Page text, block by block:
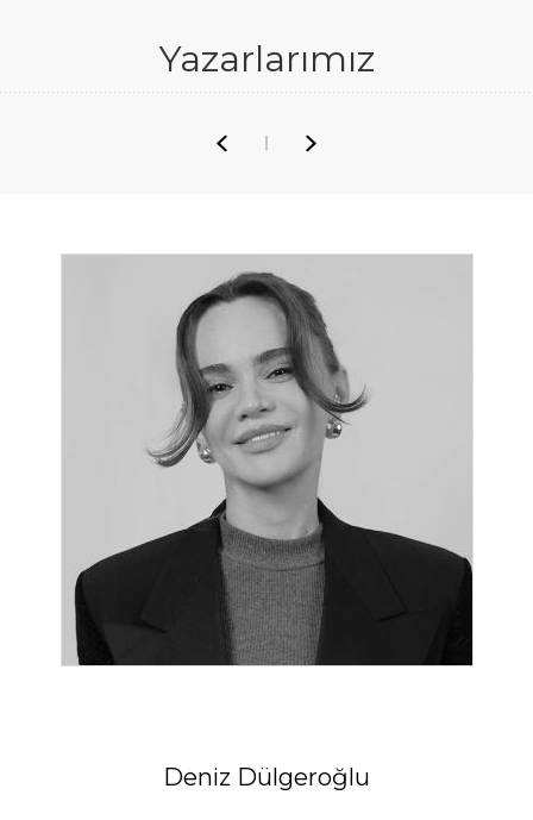
Yazarlarımız
Deniz Dülgeroğlu